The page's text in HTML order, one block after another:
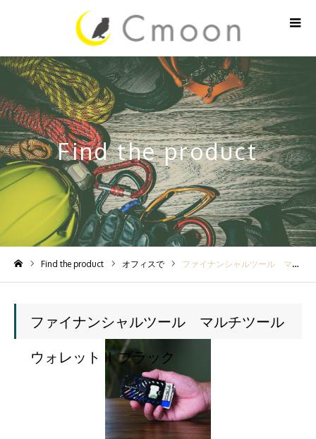
Find the product
Find the product オフィスで ファイナンシャルツール マルチツールウォレットⅡ ブラック
ファイナンシャルツール マルチツール
ウォレットⅡ ブラック